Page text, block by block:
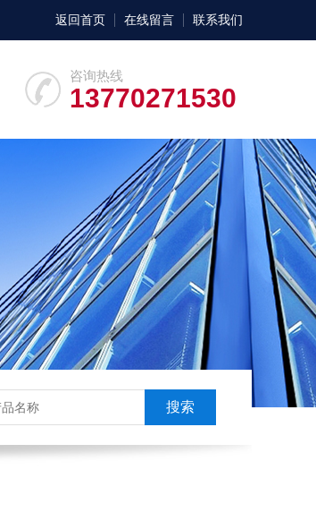
返回首页 在线留言 联系我们
咨询热线
13770271530